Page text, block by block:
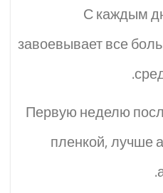
С каждым
завоевывает все
Первую неделю
пленкой, лучше